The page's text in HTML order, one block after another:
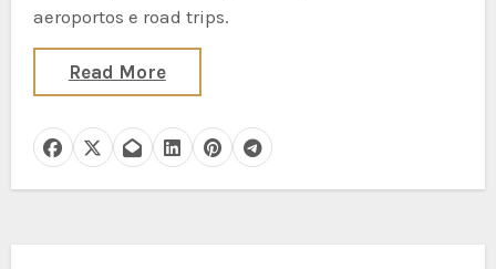
aeroportos e road trips.
Read More